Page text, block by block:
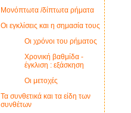
Μονόπτωτα /δίπτωτα ρήματα
Οι εγκλίσεις και η σημασία τους
Οι χρόνοι του ρήματος
Χρονική βαθμίδα -
έγκλιση : εξάσκηση
Οι μετοχές
Τα συνθετικά και τα είδη των
συνθέτων